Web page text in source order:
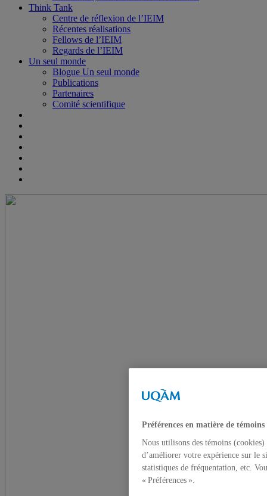
Think Tank
Centre de réflexion de l’IEIM
Récentes réalisations
Fellows de l’IEIM
Regards de l’IEIM
Un seul monde
Blogue Un seul monde
Publications
Partenaires
Comité scientifique
Préférences en matière de témoins
Nous utilisons des témoins
d’améliorer votre expérience sur le
statistiques de fréquentation, etc.
« Préférences ».